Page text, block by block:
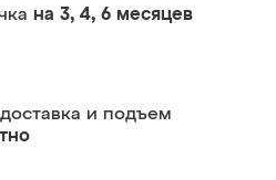
на 3, 4, 6 месяцев
доставка и подъем